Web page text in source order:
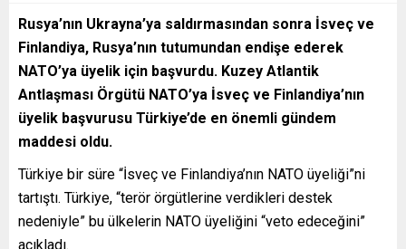
Rusya’nın Ukrayna’ya saldırmasından sonra İsveç ve
Finlandiya, Rusya’nın tutumundan endişe ederek
NATO’ya üyelik için başvurdu. Kuzey Atlantik
Antlaşması Örgütü NATO’ya İsveç ve Finlandiya’nın
üyelik başvurusu Türkiye’de en önemli gündem
maddesi oldu.
Türkiye bir süre “İsveç ve Finlandiya’nın NATO üyeliği”ni
tartıştı. Türkiye, “terör örgütlerine verdikleri destek
nedeniyle” bu ülkelerin NATO üyeliğini “veto edeceğini”
açıkladı.